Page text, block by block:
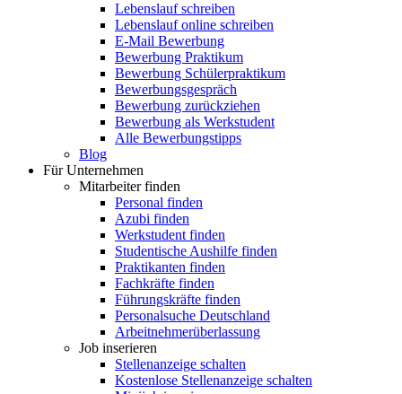
Lebenslauf schreiben
Lebenslauf online schreiben
E-Mail Bewerbung
Bewerbung Praktikum
Bewerbung Schülerpraktikum
Bewerbungsgespräch
Bewerbung zurückziehen
Bewerbung als Werkstudent
Alle Bewerbungstipps
Blog
Für Unternehmen
Mitarbeiter finden
Personal finden
Azubi finden
Werkstudent finden
Studentische Aushilfe finden
Praktikanten finden
Fachkräfte finden
Führungskräfte finden
Personalsuche Deutschland
Arbeitnehmerüberlassung
Job inserieren
Stellenanzeige schalten
Kostenlose Stellenanzeige schalten